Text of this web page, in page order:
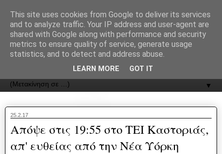
ΟΔΟΣ
▼
25.2.17
Απόψε στις 19:55 στο ΤΕΙ Καστοριάς,
απ' ευθείας από την Νέα Υόρκη
This site uses cookies from Google to deliver its services
and to analyze traffic. Your IP address and user-agent are
shared with Google along with performance and security
metrics to ensure quality of service, generate usage
statistics, and to detect and address abuse.
LEARN MORE GOT IT